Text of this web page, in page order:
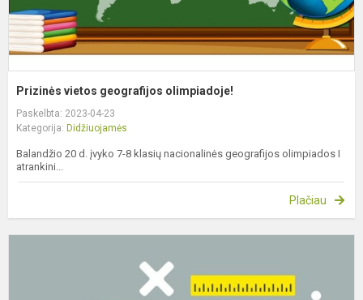
Prizinės vietos geografijos olimpiadoje!
Paskelbta: 2023-04-23
Kategorija: Didžiuojamės
Balandžio 20 d. įvyko 7-8 klasių nacionalinės geografijos olimpiados I
atrankini...
Plačiau